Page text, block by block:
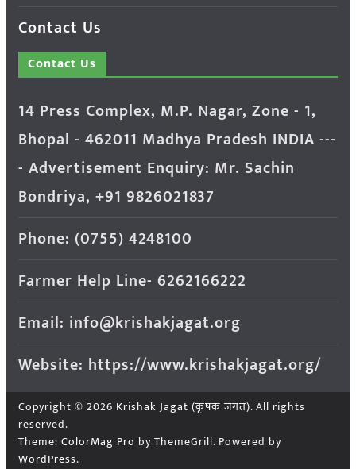
Contact Us
Contact Us
14 Press Complex, M.P. Nagar, Zone - 1,
Bhopal - 462011 Madhya Pradesh INDIA ---
- Advertisement Enquiry: Mr. Sachin
Bondriya, +91 9826021837
Phone: (0755) 4248100
Farmer Help Line- 6262166222
Email: info@krishakjagat.org
Website: https://www.krishakjagat.org/
Copyright © 2026 Krishak Jagat (कृषक जगत). All rights
reserved.
Theme: ColorMag Pro by ThemeGrill. Powered by
WordPress.